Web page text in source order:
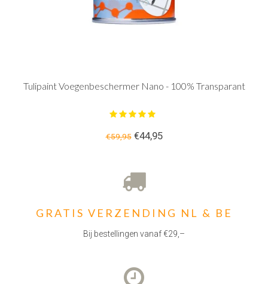
Tulipaint Voegenbeschermer Nano - 100% Transparant
€59,95€44,95
GRATIS VERZENDING NL & BE
Bij bestellingen vanaf €29,–